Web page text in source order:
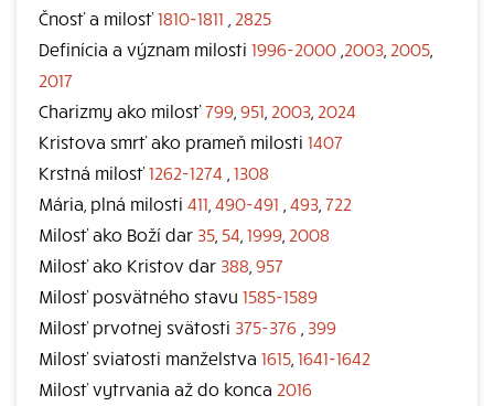
Čnosť a milosť1810-1811 2825
Definícia a význam milosti 1996-2000 2003 2005
2017
Charizmy ako milosť799 951 2003 2024
Kristova smrť ako prameň milosti 1407
Krstná milosť1262-1274 1308
Mária, plná milosti 411 490-491 493 722
Milosť ako Boží dar 35 54 1999 2008
Milosť ako Kristov dar 388 957
Milosť posvätného stavu 1585-1589
Milosť prvotnej svätosti 375-376 399
Milosť sviatosti manželstva 1615 1641-1642
Milosť vytrvania až do konca 2016